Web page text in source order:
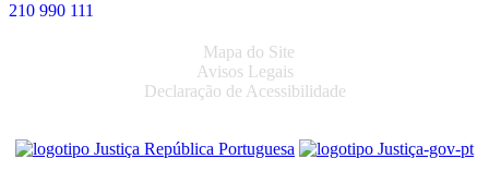
210 990 111
Mapa do Site
Avisos Legais
Declaração de Acessibilidade